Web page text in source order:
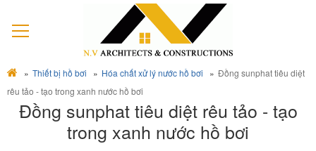
Thiết bị hồ bơi Hóa chất xử lý nước hồ bơi
Đồng sunphat tiêu diệt
rêu tảo - tạo trong xanh nước hồ bơi
Đồng sunphat tiêu diệt rêu tảo - tạo
trong xanh nước hồ bơi